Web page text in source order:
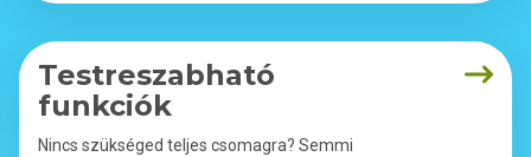
Testreszabható
funkciók
Nincs szükséged teljes csomagra? Semmi